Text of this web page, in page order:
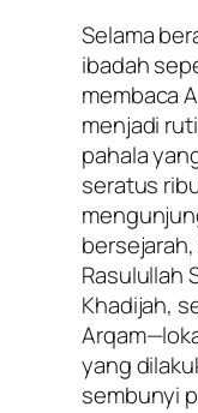
Selama
ibadah
membaca
menjadi
pahala
seratus
Rasulullah
Khadijah,
yang
sembunyi